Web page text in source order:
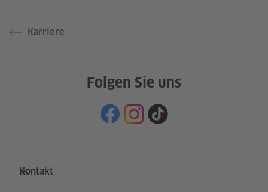
Karriere
Folgen Sie uns
Service- und Informationsbereich
Kontakt